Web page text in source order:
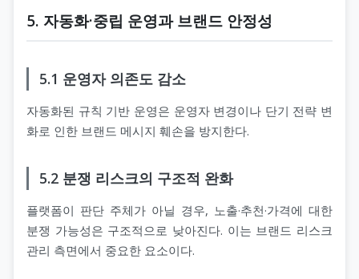
5. 자동화·중립 운영과 브랜드 안정성
5.1 운영자 의존도 감소
자동화된 규칙 기반 운영은 운영자 변경이나 단기 전략 변
화로 인한 브랜드 메시지 훼손을 방지한다.
5.2 분쟁 리스크의 구조적 완화
플랫폼이 판단 주체가 아닐 경우, 노출·추천·가격에 대한
분쟁 가능성은 구조적으로 낮아진다. 이는 브랜드 리스크
관리 측면에서 중요한 요소이다.